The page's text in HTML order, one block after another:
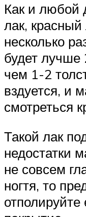
Как и любой
лак,
несколько
будет лучше
чем 1-2
вздуется, и
смотреться
Такой лак
недостатки
не совсем
ногтя, то